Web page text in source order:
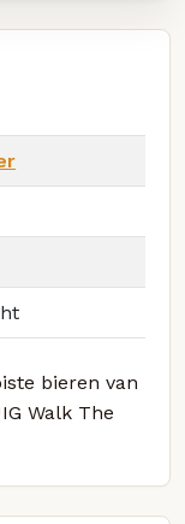
bieren van
Walk The